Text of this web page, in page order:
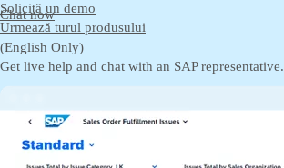
Chat now
(English Only)
Get live help and chat with an SAP representative.‎
Contactați SAP
Trimite-ne comentarii, întrebări sau feedback.
Solicită un demo
Urmează turul produsului